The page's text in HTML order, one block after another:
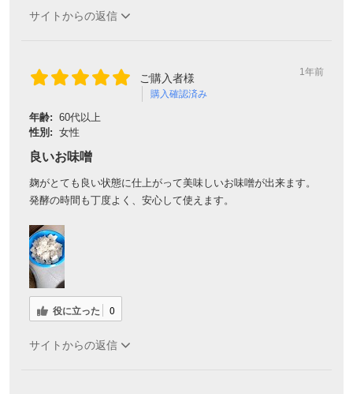
サイトからの返信
ご購入者様
購入確認済み
1年前
年齢: 60代以上
性別: 女性
良いお味噌
麹がとても良い状態に仕上がって美味しいお味噌が出来ます。
発酵の時間も丁度よく、安心して使えます。
役に立った 0
サイトからの返信